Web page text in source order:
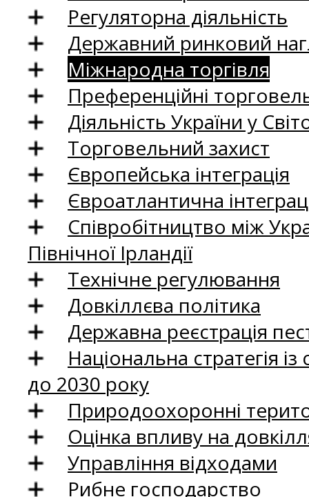
Регуляторна діяльність
Державний ринковий
Міжнародна торгівля
Преференційні
Діяльність України у
Торговельний захист
Європейська інтеграція
Євроатлантична
Співробітництво між
Північної Ірландії
Технічне регулювання
Довкіллєва політика
Державна реєстрація
Національна стратегія
до 2030 року
Природоохоронні
Оцінка впливу на
Управління відходами
Рибне господарство